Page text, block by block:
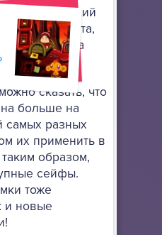
пиратский
пирата,
себе всегда
сказать, что
больше на
самых разных
их применить в
образом,
сейфы.
тоже
и новые